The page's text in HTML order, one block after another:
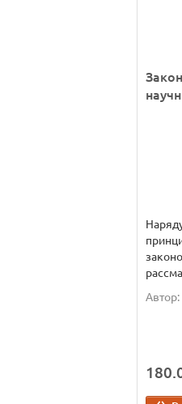
Автор: